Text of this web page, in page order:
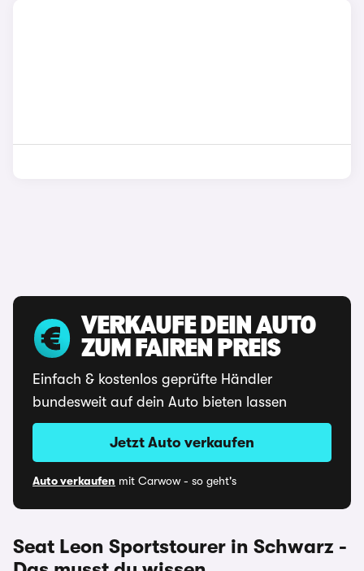
VERKAUFE DEIN AUTO
ZUM FAIREN PREIS
Einfach & kostenlos geprüfte Händler
bundesweit auf dein Auto bieten lassen
Jetzt Auto verkaufen
Auto verkaufen mit Carwow - so geht's
Seat Leon Sportstourer in Schwarz -